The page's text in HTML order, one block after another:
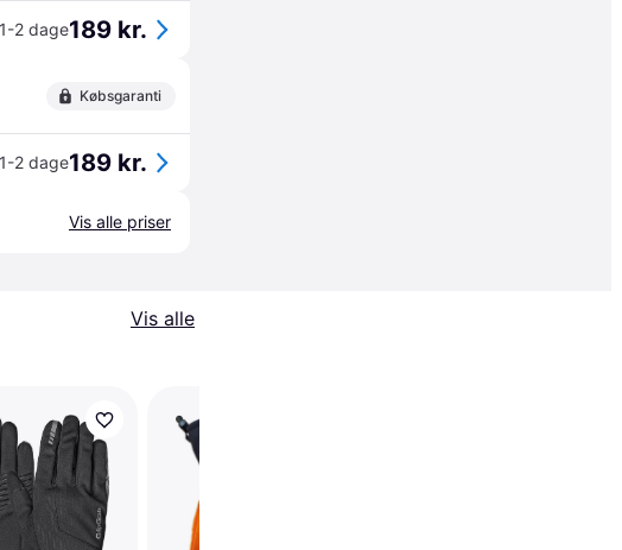
1-2 dage189 kr.
Købsgaranti
1-2 dage189 kr.
Vis alle priser
Vis alle